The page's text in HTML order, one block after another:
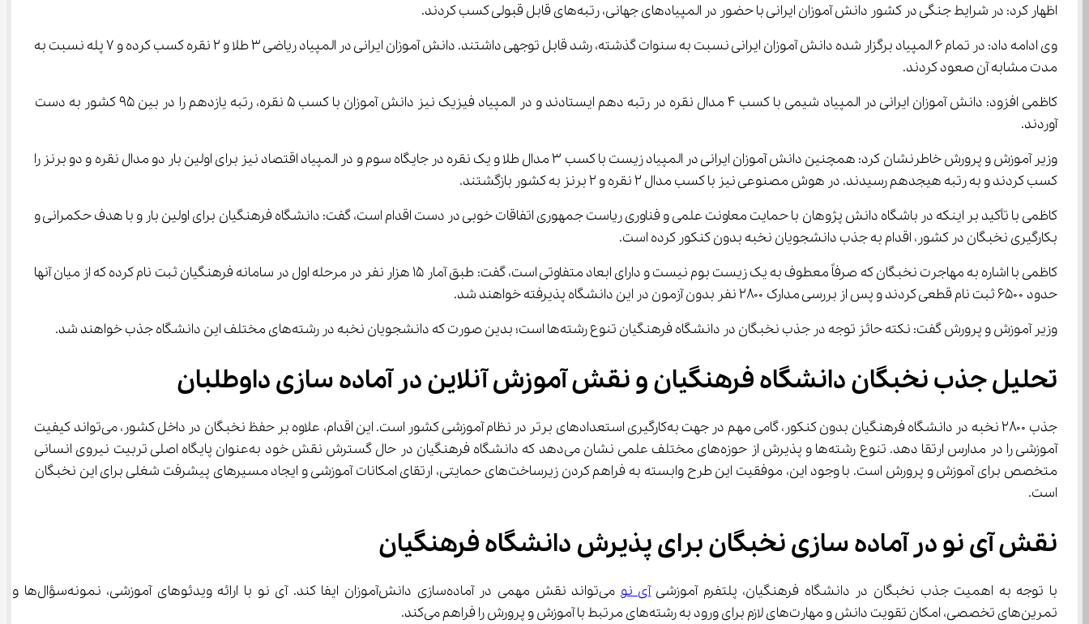
اظهار کرد: در شرایط جنگی در کشور دانش آموزان ایرانی با حضور در المپیادهای جهانی، رتبه‌های قابل قبولی کسب کردند.
وی ادامه داد: در تمام ۶ المپیاد برگزار شده دانش آموزان ایرانی نسبت به سنوات گذشته، رشد قابل توجهی داشتند. دانش آموزان ایرانی در المپیاد ریاضی ۳ طلا و ۲ نقره کسب کرده و ۷ پله نسبت به
مدت مشابه آن صعود کردند.
کاظمی افزود: دانش آموزان ایرانی در المپیاد شیمی با کسب ۴ مدال نقره در رتبه دهم ایستادند و در المپیاد فیزیک نیز دانش آموزان با کسب ۵ نقره، رتبه یازدهم را در بین ۹۵ کشور به دست
آوردند.
وزیر آموزش و پرورش خاطرنشان کرد: همچنین دانش آموزان ایرانی در المپیاد زیست با کسب ۳ مدال طلا و یک نقره در جایگاه سوم و در المپیاد اقتصاد نیز برای اولین بار دو مدال نقره و دو برنز را
کسب کردند و به رتبه هیجدهم رسیدند. در هوش مصنوعی نیز با کسب مدال ۲ نقره و ۲ برنز به کشور بازگشتند.
کاظمی با تأکید بر اینکه در باشگاه دانش پژوهان با حمایت معاونت علمی و فناوری ریاست جمهوری اتفاقات خوبی در دست اقدام است، گفت: دانشگاه فرهنگیان برای اولین بار و با هدف حکمرانی و
بکارگیری نخبگان در کشور، اقدام به جذب دانشجویان نخبه بدون کنکور کرده است.
کاظمی با اشاره به مهاجرت نخبگان که صرفاً معطوف به یک زیست بوم نیست و دارای ابعاد متفاوتی است، گفت: طبق آمار ۱۵ هزار نفر در مرحله اول در سامانه فرهنگیان ثبت نام کرده که از میان آنها
حدود ۶۵۰۰ ثبت نام قطعی کردند و پس از بررسی مدارک ۲۸۰۰ نفر بدون آزمون در این دانشگاه پذیرفته خواهند شد.
وزیر آموزش و پرورش گفت: نکته حائز توجه در جذب نخبگان در دانشگاه فرهنگیان تنوع رشته‌ها است؛ بدین صورت که دانشجویان نخبه در رشته‌های مختلف این دانشگاه جذب خواهند شد.
تحلیل جذب نخبگان دانشگاه فرهنگیان و نقش آموزش آنلاین در آماده ‌سازی داوطلبان
جذب ۲۸۰۰ نخبه در دانشگاه فرهنگیان بدون کنکور، گامی مهم در جهت به‌کارگیری استعدادهای برتر در نظام آموزشی کشور است. این اقدام، علاوه بر حفظ نخبگان در داخل کشور، می‌تواند کیفیت
آموزشی را در مدارس ارتقا دهد. تنوع رشته‌ها و پذیرش از حوزه‌های مختلف علمی نشان می‌دهد که دانشگاه فرهنگیان در حال گسترش نقش خود به‌عنوان پایگاه اصلی تربیت نیروی انسانی
متخصص برای آموزش و پرورش است. با وجود این، موفقیت این طرح وابسته به فراهم کردن زیرساخت‌های حمایتی، ارتقای امکانات آموزشی و ایجاد مسیرهای پیشرفت شغلی برای این نخبگان
است.
نقش آی نو در آماده ‌سازی نخبگان برای پذیرش دانشگاه فرهنگیان
با توجه به اهمیت جذب نخبگان در دانشگاه فرهنگیان، پلتفرم آموزشی آی نو
می‌تواند نقش مهمی در آماده‌سازی دانش‌آموزان ایفا کند. آی نو با ارائه ویدئوهای آموزشی، نمونه‌سؤال‌ها و
تمرین‌های تخصصی، امکان تقویت دانش و مهارت‌های لازم برای ورود به رشته‌های مرتبط با آموزش و پرورش را فراهم می‌کند.